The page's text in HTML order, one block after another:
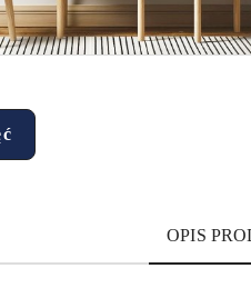
OPIS